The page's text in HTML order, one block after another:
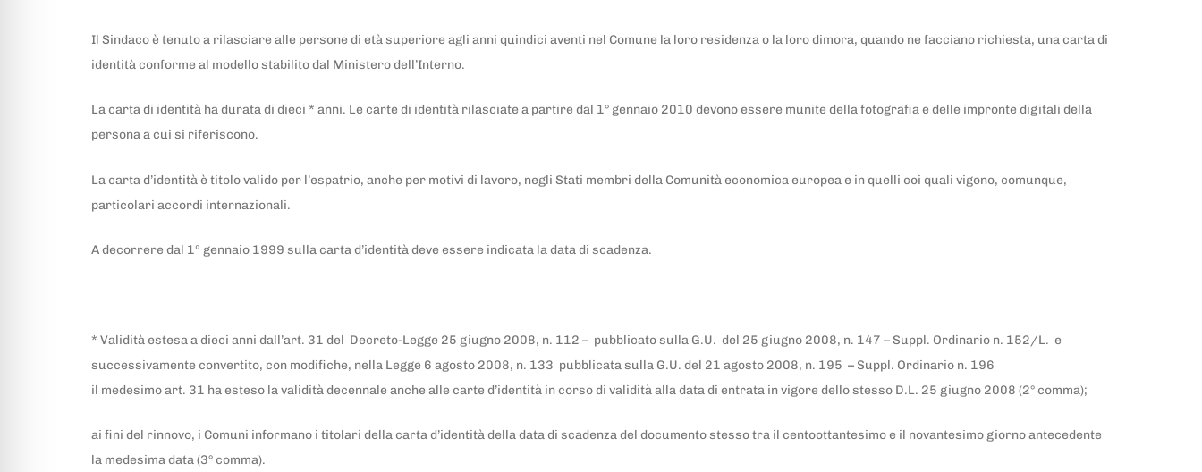
Il Sindaco è tenuto a rilasciare alle persone di età superiore agli anni quindici aventi nel Comune la loro residenza o la loro dimora, quando ne facciano richiesta, una carta di
identità conforme al modello stabilito dal Ministero dell’Interno.
La carta di identità ha durata di dieci * anni. Le carte di identità rilasciate a partire dal 1° gennaio 2010 devono essere munite della fotografia e delle impronte digitali della
persona a cui si riferiscono.
La carta d’identità è titolo valido per l’espatrio, anche per motivi di lavoro, negli Stati membri della Comunità economica europea e in quelli coi quali vigono, comunque,
particolari accordi internazionali.
A decorrere dal 1º gennaio 1999 sulla carta d’identità deve essere indicata la data di scadenza.
* Validità estesa a dieci anni dall’art. 31 del Decreto-Legge 25 giugno 2008, n. 112 – pubblicato sulla G.U. del 25 giugno 2008, n. 147 – Suppl. Ordinario n. 152/L. e
successivamente convertito, con modifiche, nella Legge 6 agosto 2008, n. 133 pubblicata sulla G.U. del 21 agosto 2008, n. 195 – Suppl. Ordinario n. 196
il medesimo art. 31 ha esteso la validità decennale anche alle carte d’identità in corso di validità alla data di entrata in vigore dello stesso D.L. 25 giugno 2008 (2° comma);
ai fini del rinnovo, i Comuni informano i titolari della carta d’identità della data di scadenza del documento stesso tra il centoottantesimo e il novantesimo giorno antecedente
la medesima data (3° comma).